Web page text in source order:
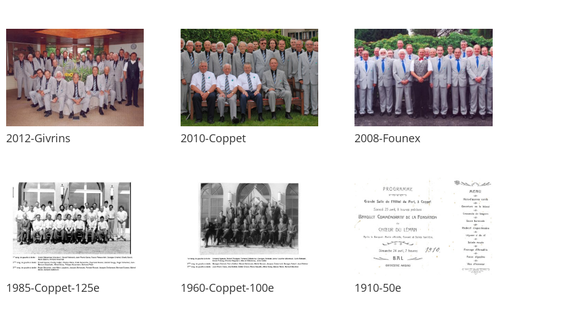
2012-Givrins 2010-Coppet 2008-Founex
1985-Coppet-125e 1960-Coppet-100e 1910-50e